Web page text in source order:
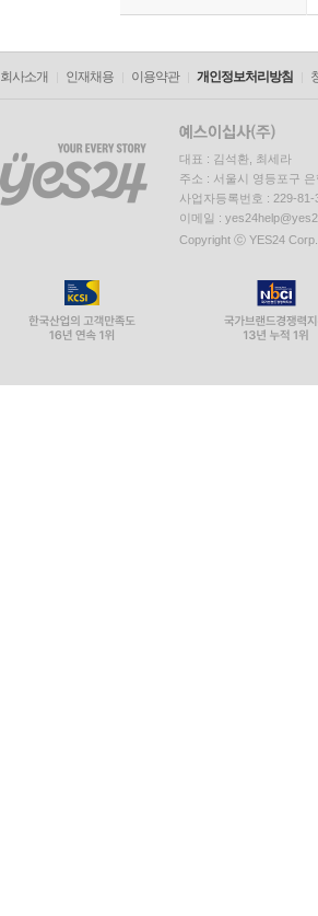
회사소개 인재채용 이용약관 개인정보처리방침
대표 : 김석환, 최세라
주소 : 서울시 영등포구
사업자등록번호 : 229-
이메일 :
Copyright ⓒ YES24 Corp.